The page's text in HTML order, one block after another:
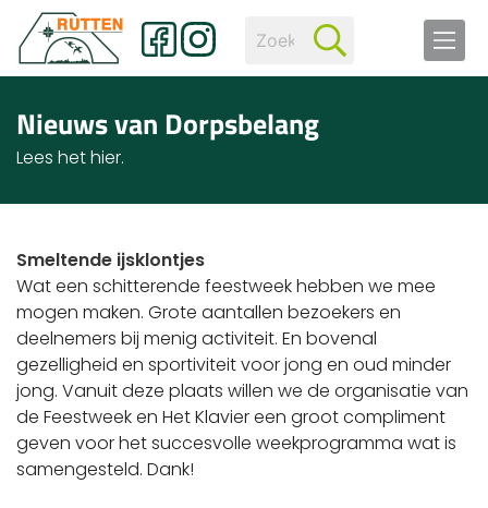
Nieuws van Dorpsbelang
Lees het hier.
Smeltende ijsklontjes
Wat een schitterende feestweek hebben we mee
mogen maken. Grote aantallen bezoekers en
deelnemers bij menig activiteit. En bovenal
gezelligheid en sportiviteit voor jong en oud minder
jong. Vanuit deze plaats willen we de organisatie van
de Feestweek en Het Klavier een groot compliment
geven voor het succesvolle weekprogramma wat is
samengesteld. Dank!